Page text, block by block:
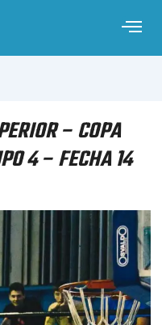
– COPA
4 – FECHA 14